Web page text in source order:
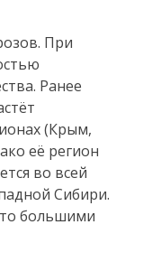
При
Ранее
(Крым,
её регион
во всей
Сибири.
большими